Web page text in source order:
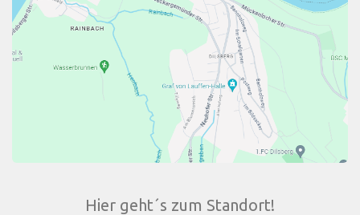
Hier geht´s zum Standort!